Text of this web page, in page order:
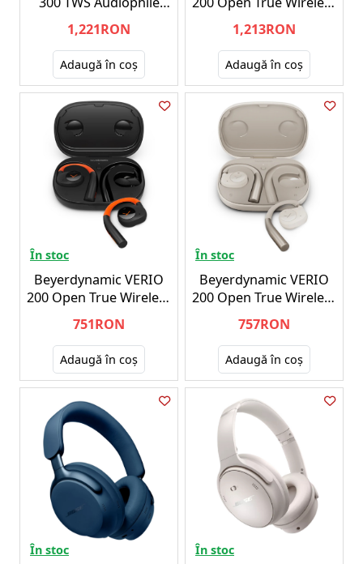
earbuds
1,221RON
Adaugă în coş
Earphones
1,213RON
Adaugă în coş
În stoc
Beyerdynamic VERIO
200 Open True Wireless
Earphones
Black/Orange
751RON
Adaugă în coş
În stoc
Beyerdynamic VERIO
200 Open True Wireless
Earphones Cream
757RON
Adaugă în coş
În stoc În stoc